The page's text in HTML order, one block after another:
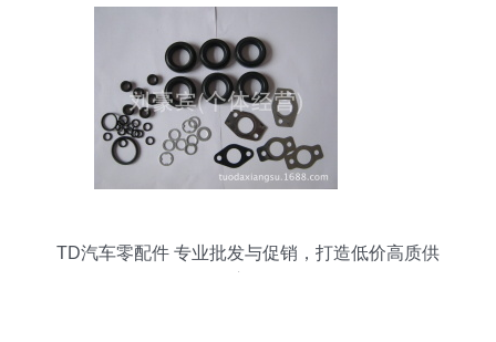
TD汽车零配件 专业批发与促销，打造低价高质供